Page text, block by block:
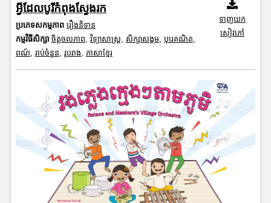
អ្វីដែលបូរីកំពុងស្វែងរក
ប្រភេទសកម្មភាព រឿងនិទាន
កម្មវិធីសិក្សា ចិត្តចលភាព, វិទ្យាសាស្រ្ត, សិក្សាសង្គម, បុរេគណិត,
ពណ៍, រាប់ចំនួន, រូបរាង, ភាសាខ្មែរ
ទាញយក
សៀវភៅ